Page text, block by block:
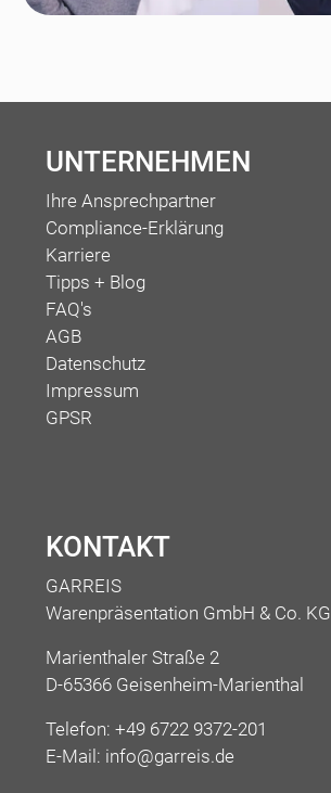
UNTERNEHMEN
Ihre Ansprechpartner
Compliance-Erklärung
Karriere
Tipps + Blog
FAQ's
AGB
Datenschutz
Impressum
GPSR
KONTAKT
GARREIS
Warenpräsentation GmbH & Co. KG
Marienthaler Straße 2
D-65366 Geisenheim-Marienthal
Telefon: +49 6722 9372-201
E-Mail: info@garreis.de